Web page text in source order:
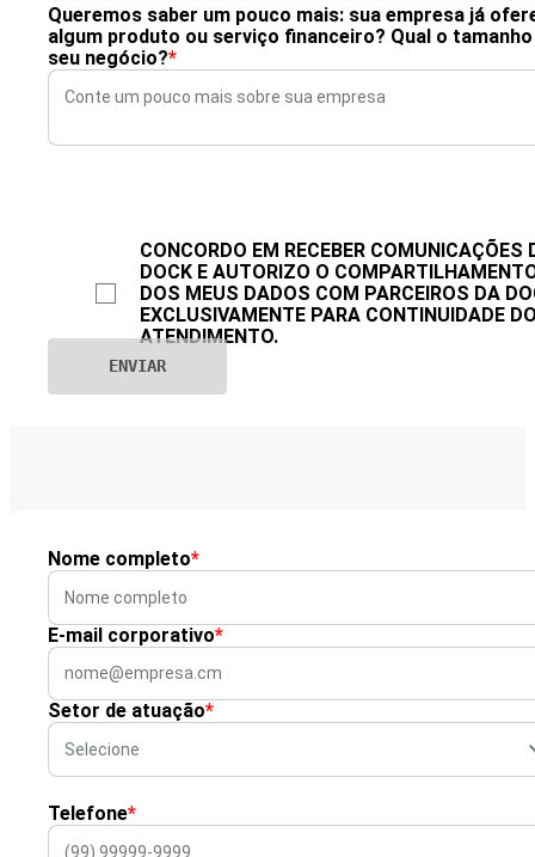
Queremos saber um pouco mais: sua empresa já
algum produto ou serviço financeiro? Qual o
seu negócio?*
CONCORDO EM RECEBER COMUNICAÇÕES
DOCK E AUTORIZO O
DOS MEUS DADOS COM PARCEIROS DA
EXCLUSIVAMENTE PARA CONTINUIDADE
ATENDIMENTO.
Nome completo*
E-mail corporativo*
Setor de atuação*
Telefone*